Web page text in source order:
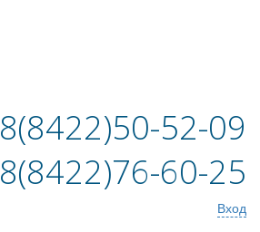
8(8422)50-52-09
8(8422)76-60-25
Вход